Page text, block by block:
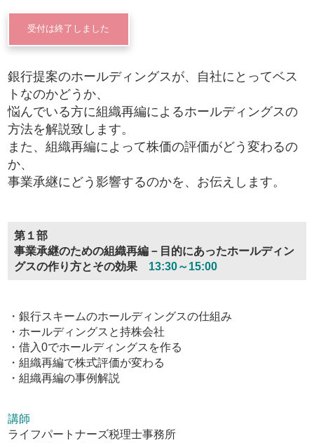
受付は終了しました
銀行提案のホールディングスが、自社にとってベス
トなのかどうか、
悩んでいる方に組織再編によるホールディングスの
方法を解説致します。
また、組織再編によって株価の評価がどう変わるの
か、
事業承継にどう影響するのかを、お伝えします。
第１部
事業承継のための組織再編－目的にあったホールディン
グスの作り方とその効果 13:30～15:00
・銀行スキームのホールディングスの仕組み
・ホールディングスと持株会社
・借入0でホールディングスを作る
・組織再編で株式評価が変わる
・組織再編の事例解説
講師
ライフパートナーズ税理士事務所